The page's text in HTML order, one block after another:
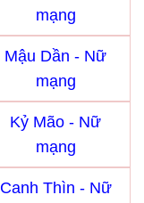
mạng
Mậu Dần - Nữ
mạng
Kỷ Mão - Nữ
mạng
Canh Thìn - Nữ